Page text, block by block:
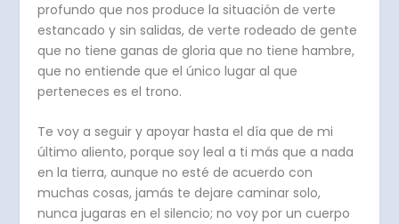
profundo que nos produce la situación de verte
estancado y sin salidas, de verte rodeado de gente
que no tiene ganas de gloria que no tiene hambre,
que no entiende que el único lugar al que
perteneces es el trono.
Te voy a seguir y apoyar hasta el día que de mi
último aliento, porque soy leal a ti más que a nada
en la tierra, aunque no esté de acuerdo con
muchas cosas, jamás te dejare caminar solo,
nunca jugaras en el silencio; no voy por un cuerpo